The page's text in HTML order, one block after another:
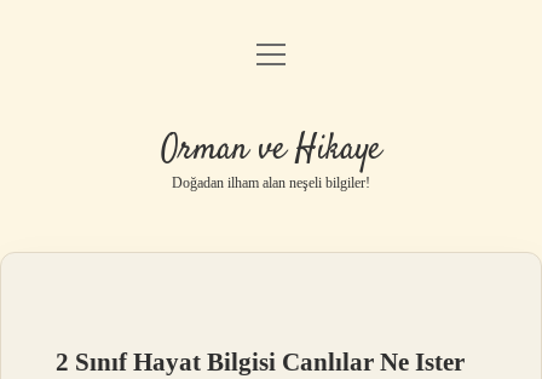
Anasayfa
Yasal Uyarı
menüyü
Orman ve Hikaye
Doğadan ilham alan neşeli bilgiler!
2 Sınıf Hayat Bilgisi Canlılar Ne Ister